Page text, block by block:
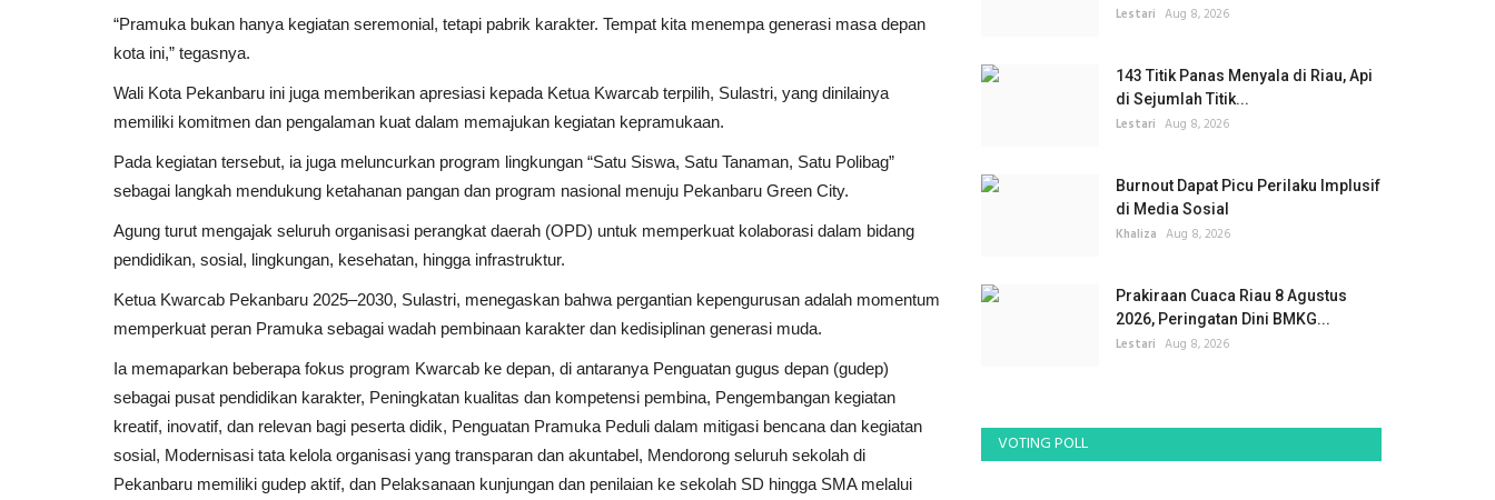
“Pramuka bukan hanya kegiatan seremonial, tetapi pabrik karakter. Tempat kita menempa generasi masa depan
kota ini,” tegasnya.
Wali Kota Pekanbaru ini juga memberikan apresiasi kepada Ketua Kwarcab terpilih, Sulastri, yang dinilainya
memiliki komitmen dan pengalaman kuat dalam memajukan kegiatan kepramukaan.
Pada kegiatan tersebut, ia juga meluncurkan program lingkungan “Satu Siswa, Satu Tanaman, Satu Polibag”
sebagai langkah mendukung ketahanan pangan dan program nasional menuju Pekanbaru Green City.
Agung turut mengajak seluruh organisasi perangkat daerah (OPD) untuk memperkuat kolaborasi dalam bidang
pendidikan, sosial, lingkungan, kesehatan, hingga infrastruktur.
Ketua Kwarcab Pekanbaru 2025–2030, Sulastri, menegaskan bahwa pergantian kepengurusan adalah momentum
memperkuat peran Pramuka sebagai wadah pembinaan karakter dan kedisiplinan generasi muda.
Ia memaparkan beberapa fokus program Kwarcab ke depan, di antaranya Penguatan gugus depan (gudep)
sebagai pusat pendidikan karakter, Peningkatan kualitas dan kompetensi pembina, Pengembangan kegiatan
kreatif, inovatif, dan relevan bagi peserta didik, Penguatan Pramuka Peduli dalam mitigasi bencana dan kegiatan
sosial, Modernisasi tata kelola organisasi yang transparan dan akuntabel, Mendorong seluruh sekolah di
Pekanbaru memiliki gudep aktif, dan Pelaksanaan kunjungan dan penilaian ke sekolah SD hingga SMA melalui
Lestari Aug 8, 2026
143 Titik Panas Menyala di Riau, Api
di Sejumlah Titik...
Lestari Aug 8, 2026
Burnout Dapat Picu Perilaku Implusif
di Media Sosial
Khaliza Aug 8, 2026
Prakiraan Cuaca Riau 8 Agustus
2026, Peringatan Dini BMKG...
Lestari Aug 8, 2026
VOTING POLL